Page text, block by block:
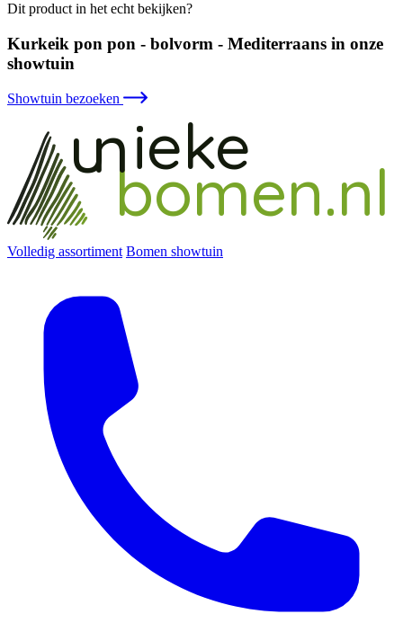
Dit product in het echt bekijken?
Kurkeik pon pon - bolvorm - Mediterraans in onze
showtuin
Showtuin bezoeken
bomen.nl
unieke
Volledig assortiment Bomen showtuin